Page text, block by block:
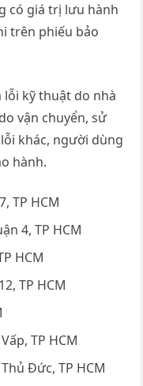
có giá trị lưu hành
trên phiếu bảo
lỗi kỹ thuật do nhà
vận chuyển, sử
khác, người dùng
hành.
TP HCM
4, TP HCM
HCM
TP HCM
TP HCM
Đức, TP HCM